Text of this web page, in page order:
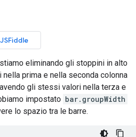
eliminando gli stoppini in alto
prima e nella seconda colonna
gli stessi valori nella terza e
impostato bar.groupWidth
lo spazio tra le barre.